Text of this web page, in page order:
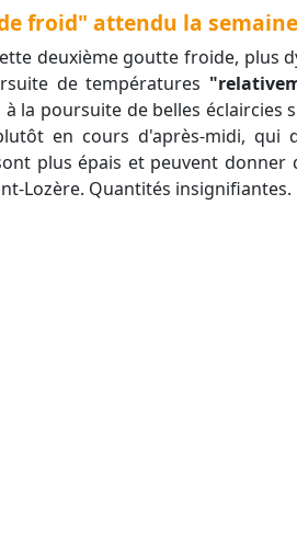
froid" attendu la
de températures
la poursuite de belles éclaircies
en cours d'après-midi,
plus épais et peuvent donner
Lozère. Quantités insignifiantes.